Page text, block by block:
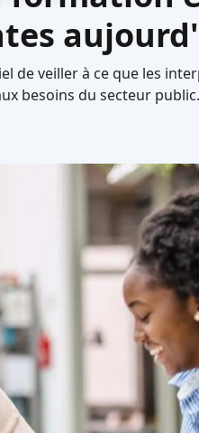
de veiller à ce que les
besoins du secteur public.